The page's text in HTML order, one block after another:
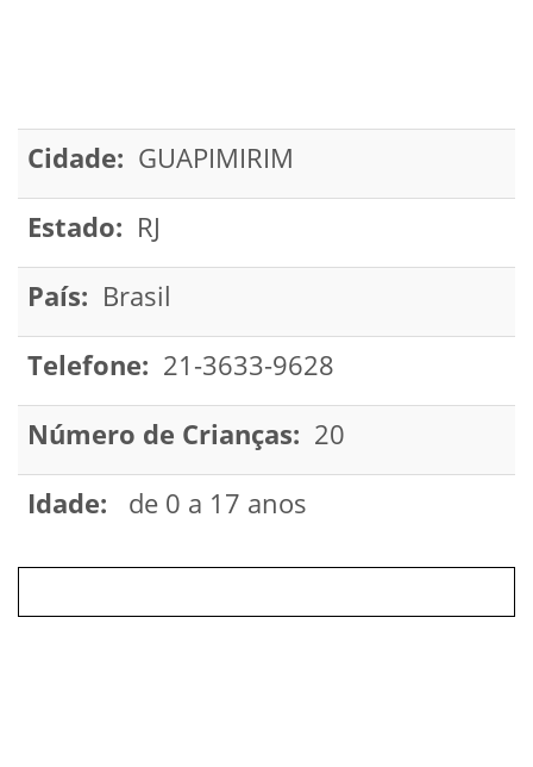
Cidade: GUAPIMIRIM
Estado: RJ
País: Brasil
Telefone: 21-3633-9628
Número de Crianças: 20
Idade: de 0 a 17 anos